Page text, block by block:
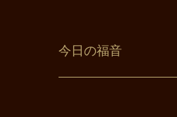
今日の福音